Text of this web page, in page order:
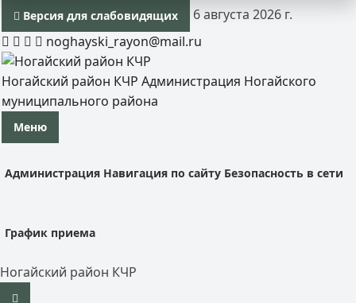
Версия для слабовидящих
6 августа 2026 г.
noghayski_rayon@mail.ru
Ногайский район КЧР Администрация Ногайского
муниципального района
Меню
Администрация Навигация по сайту Безопасность в сети
График приема
Ногайский район КЧР